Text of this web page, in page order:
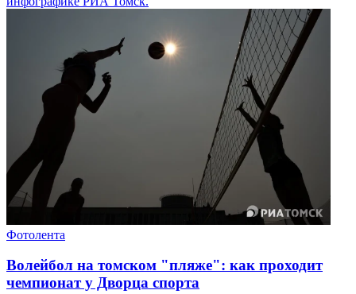
Фотолента
Волейбол на томском "пляже": как проходит
чемпионат у Дворца спорта